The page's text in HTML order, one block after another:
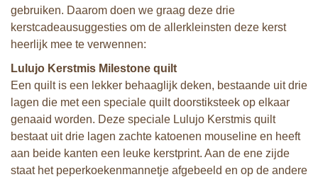
gebruiken. Daarom doen we graag deze drie
kerstcadeausuggesties om de allerkleinsten deze kerst
heerlijk mee te verwennen:
Lulujo Kerstmis Milestone quilt
Een quilt is een lekker behaaglijk deken, bestaande uit drie
lagen die met een speciale quilt doorstiksteek op elkaar
genaaid worden. Deze speciale Lulujo Kerstmis quilt
bestaat uit drie lagen zachte katoenen mouseline en heeft
aan beide kanten een leuke kerstprint. Aan de ene zijde
staat het peperkoekenmannetje afgebeeld en op de andere